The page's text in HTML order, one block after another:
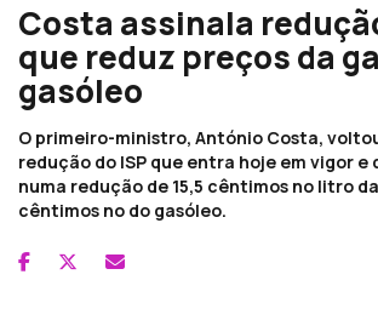
Costa assinala
que reduz preços da
gasóleo
O primeiro-ministro, António Costa,
redução do ISP que entra hoje em vigor e
numa redução de 15,5 cêntimos no litro
cêntimos no do gasóleo.